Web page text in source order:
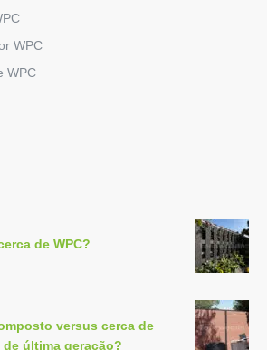
WPC
WPC
de WPC?
versus cerca de
última geração?